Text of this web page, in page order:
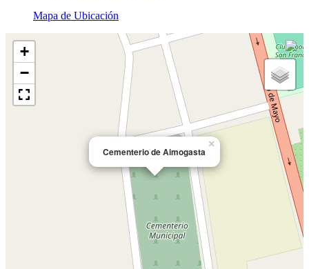
Mapa de Ubicación
Cementerio de Aimogasta
×
+
−